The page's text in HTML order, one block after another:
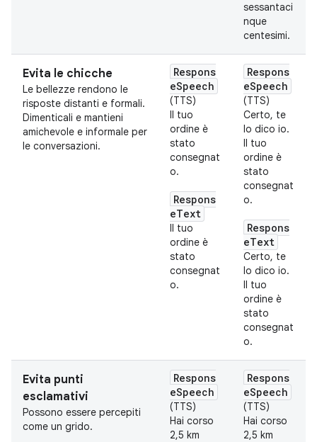
sessantaci
nque
centesimi.
Evita le chicche
Le bellezze rendono le
risposte distanti e formali.
Dimenticali e mantieni
amichevole e informale per
le conversazioni.
Respons
eSpeech
(TTS)
Il tuo
ordine è
stato
consegnat
o.
Respons
eText
Il tuo
ordine è
stato
consegnat
o.
Respons
eSpeech
(TTS)
Certo, te
lo dico io.
Il tuo
ordine è
stato
consegnat
o.
Respons
eText
Certo, te
lo dico io.
Il tuo
ordine è
stato
consegnat
o.
Evita punti
esclamativi
Possono essere percepiti
come un grido.
Respons
eSpeech
(TTS)
Hai corso
2,5 km
Respons
eSpeech
(TTS)
Hai corso
2,5 km